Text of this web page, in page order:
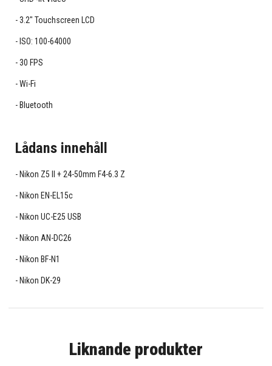
3.2" Touchscreen LCD
ISO: 100-64000
30 FPS
Wi-Fi
Bluetooth
Lådans innehåll
Nikon Z5 II + 24-50mm F4-6.3 Z
Nikon EN-EL15c
Nikon UC-E25 USB
Nikon AN-DC26
Nikon BF-N1
Nikon DK-29
Liknande produkter